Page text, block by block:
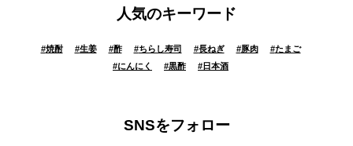
人気のキーワード
#焼酎 #生姜 #酢 #ちらし寿司 #長ねぎ #豚肉 #たまご
#にんにく #黒酢 #日本酒
SNSをフォロー